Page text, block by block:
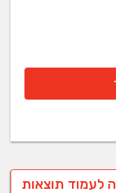
לעמוד תוצאות